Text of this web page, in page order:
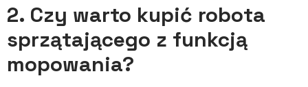
2. Czy warto kupić robota
sprzątającego z funkcją
mopowania?